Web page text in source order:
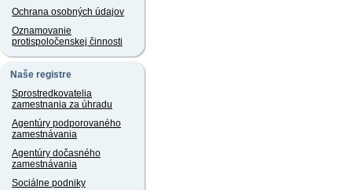
Ochrana osobných údajov
Oznamovanie
protispoločenskej činnosti
Naše registre
Sprostredkovatelia
zamestnania za úhradu
Agentúry podporovaného
zamestnávania
Agentúry dočasného
zamestnávania
Sociálne podniky